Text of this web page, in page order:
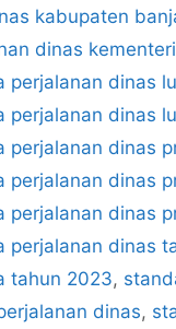
kabupaten
dinas
perjalanan dinas
perjalanan dinas
perjalanan dinas
perjalanan dinas
perjalanan dinas
perjalanan dinas
tahun 2023,
dinas,